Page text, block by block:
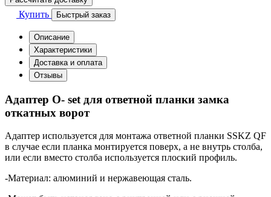
Купить Быстрый заказ
Описание
Характеристики
Доставка и оплата
Отзывы
Адаптер O- set для ответной планки замка
откатных ворот
Адаптер используется для монтажа ответной планки SSKZ QF
в случае если планка монтируется поверх, а не внутрь столба,
или если вместо столба используется плоский профиль.
-Материал: алюминий и нержавеющая сталь.